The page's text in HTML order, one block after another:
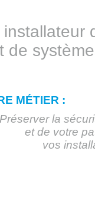
de
MÉTIER :
Préserver la
et de votre
vos